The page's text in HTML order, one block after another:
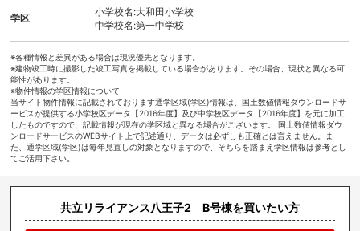
学区
小学校名:大和田小学校
中学校名:第一中学校
※各種情報と差異がある場合は現況優先となります。
※建物竣工時に撮影した竣工写真を掲載している場合があります。その場合、現状と異なる可
能性があります。
※物件情報の学区情報について
当サイト物件情報に記載されております通学区域(学区)情報は、国土数値情報ダウンロードサ
ービスが提供する小学校区データ【2016年度】及び中学校区データ【2016年度】を元に加工
したものですので、記載情報が現在の学区域と異なる場合がございます。 国土数値情報ダウ
ンロードサービスのWEBサイト上で記述通り、データは必ずしも正確とは言えません。ま
た、通学区域(学区)は毎年見直しの対象となりますので、そちらを踏まえ学区情報は参考とし
てご活用下さい。
共立リライアンス八王子2 B号棟を買いたい方